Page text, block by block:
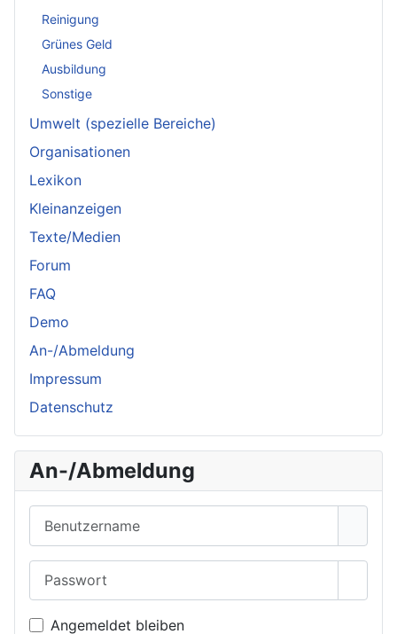
Reinigung
Grünes Geld
Ausbildung
Sonstige
Umwelt (spezielle Bereiche)
Organisationen
Lexikon
Kleinanzeigen
Texte/Medien
Forum
FAQ
Demo
An-/Abmeldung
Impressum
Datenschutz
An-/Abmeldung
Angemeldet bleiben